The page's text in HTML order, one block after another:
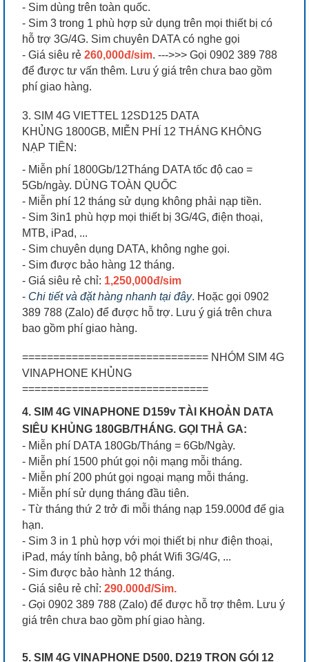
- Sim dùng trên toàn quốc.
- Sim 3 trong 1 phù hợp sử dụng trên mọi thiết bị có
hỗ trợ 3G/4G. Sim chuyên DATA có nghe gọi
- Giá siêu rẻ 260,000đ/sim. --->>> Gọi 0902 389 788
để được tư vấn thêm. Lưu ý giá trên chưa bao gồm
phí giao hàng.
3. SIM 4G VIETTEL 12SD125 DATA
KHỦNG 1800GB, MIỄN PHÍ 12 THÁNG KHÔNG
NẠP TIỀN:
- Miễn phí 1800Gb/12Tháng DATA tốc độ cao =
5Gb/ngày. DÙNG TOÀN QUỐC
- Miễn phí 12 tháng sử dụng không phải nạp tiền.
- Sim 3in1 phù hợp mọi thiết bị 3G/4G, điện thoại,
MTB, iPad, ...
- Sim chuyên dụng DATA, không nghe gọi.
- Sim được bảo hàng 12 tháng.
- Giá siêu rẻ chỉ: 1,250,000đ/sim
- Chi tiết và đặt hàng nhanh tại đây. Hoặc gọi 0902
389 788 (Zalo) để được hỗ trợ. Lưu ý giá trên chưa
bao gồm phí giao hàng.
============================== NHÓM SIM 4G
VINAPHONE KHỦNG
==============================
4. SIM 4G VINAPHONE D159v TÀI KHOẢN DATA
SIÊU KHỦNG 180GB/THÁNG. GỌI THẢ GA:
- Miễn phí DATA 180Gb/Tháng = 6Gb/Ngày.
- Miễn phí 1500 phút gọi nội mạng mỗi tháng.
- Miễn phí 200 phút gọi ngoại mạng mỗi tháng.
- Miễn phí sử dụng tháng đầu tiên.
- Từ tháng thứ 2 trở đi mỗi tháng nạp 159.000đ để gia
hạn.
- Sim 3 in 1 phù hợp với mọi thiết bị như điện thoại,
iPad, máy tính bảng, bộ phát Wifi 3G/4G, ...
- Sim được bảo hành 12 tháng.
- Giá siêu rẻ chỉ: 290.000đ/Sim.
- Gọi 0902 389 788 (Zalo) để được hỗ trợ thêm. Lưu ý
giá trên chưa bao gồm phí giao hàng.
5. SIM 4G VINAPHONE D500, D219 TRỌN GÓI 12